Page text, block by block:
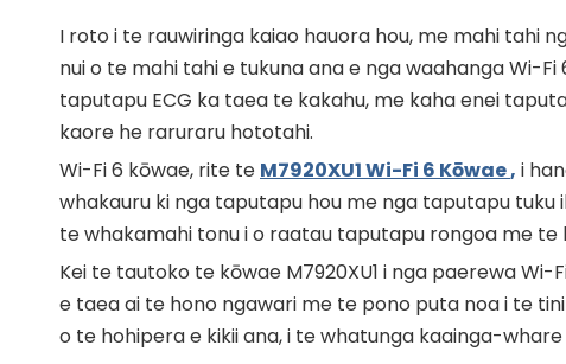
I roto i te rauwiringa kaiao hauora hou, me mahi tahi
nui o te mahi tahi e tukuna ana e nga waahanga Wi-
taputapu ECG ka taea te kakahu, me kaha enei
kaore he raruraru hototahi.
Wi-Fi 6 kōwae, rite te M7920XU1 Wi-Fi 6 Kōwae, i
whakauru ki nga taputapu hou me nga taputapu
te whakamahi tonu i o raatau taputapu rongoa me
Kei te tautoko te kōwae M7920XU1 i nga paerewa
e taea ai te hono ngawari me te pono puta noa i te
o te hohipera e kikii ana, i te whatunga kaainga-